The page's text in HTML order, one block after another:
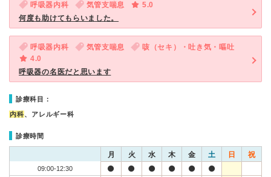
呼吸器内科 気管支喘息
5.0
何度も助けてもらいました。
呼吸器内科 気管支喘息
咳（セキ）・吐き気・嘔吐
4.0
呼吸器の名医だと思います
診療科目：
内科、アレルギー科
診療時間
月 火 水 木 金 土 日 祝
09:00-12:30